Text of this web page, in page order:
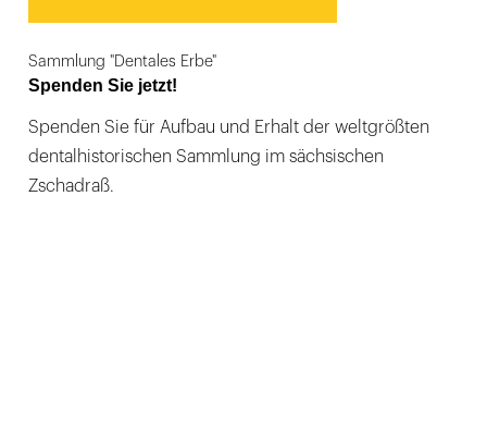
Sammlung "Dentales Erbe"
Spenden Sie jetzt!
Spenden Sie für Aufbau und Erhalt der weltgrößten
dentalhistorischen Sammlung im sächsischen
Zschadraß.